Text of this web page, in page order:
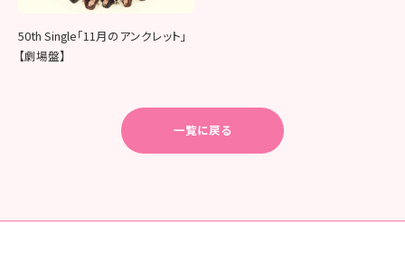
50th Single「11月のアンクレット」
【劇場盤】
一覧に戻る